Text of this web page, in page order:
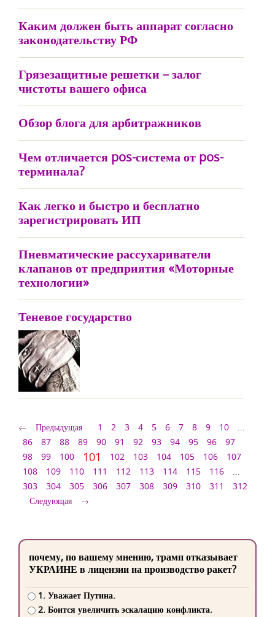
Каким должен быть аппарат согласно
законодательству РФ
Грязезащитные решетки – залог
чистоты вашего офиса
Обзор блога для арбитражников
Чем отличается pos-система от pos-
терминала?
Как легко и быстро и бесплатно
зарегистрировать ИП
Пневматические рассухариватели
клапанов от предприятия «Моторные
технологии»
Теневое государство
Предыдущая 1 2 3 4 5 6 7 8 9 10
...
86
87 88 89 90 91 92 93 94 95 96
97
98
99 100 101 102 103 104 105 106
107
108
109 110 111 112 113 114 115 116
...
303
304 305 306 307 308 309 310 311
312
Следующая
почему, по вашему мнению, трамп отказывает
УКРАИНЕ в лицензии на производство ракет?
1. Уважает Путина.
2. Боится увеличить эскалацию конфликта.